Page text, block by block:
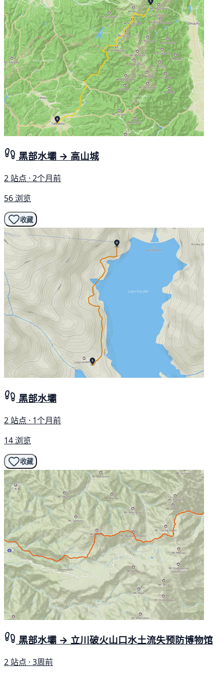
黑部水壩 → 高山城
2 站点 · 2个月前
56 浏览
收藏
黑部水壩
2 站点 · 1个月前
14 浏览
收藏
黑部水壩 → 立川破火山口水土流失预防博物馆
2 站点 · 3周前